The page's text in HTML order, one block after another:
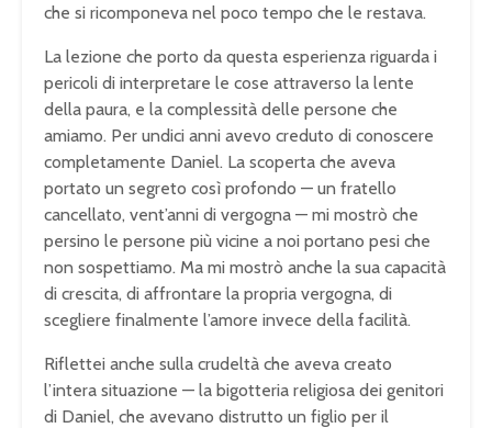
che si ricomponeva nel poco tempo che le restava.
La lezione che porto da questa esperienza riguarda i
pericoli di interpretare le cose attraverso la lente
della paura, e la complessità delle persone che
amiamo. Per undici anni avevo creduto di conoscere
completamente Daniel. La scoperta che aveva
portato un segreto così profondo — un fratello
cancellato, vent’anni di vergogna — mi mostrò che
persino le persone più vicine a noi portano pesi che
non sospettiamo. Ma mi mostrò anche la sua capacità
di crescita, di affrontare la propria vergogna, di
scegliere finalmente l’amore invece della facilità.
Riflettei anche sulla crudeltà che aveva creato
l’intera situazione — la bigotteria religiosa dei genitori
di Daniel, che avevano distrutto un figlio per il